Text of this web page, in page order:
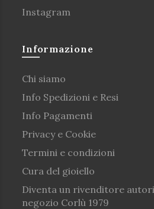
Instagram
Informazione
Chi siamo
Info Spedizioni e Resi
Info Pagamenti
Privacy e Cookie
Termini e condizioni
Cura del gioiello
Diventa un rivenditore
negozio Corlù 1979